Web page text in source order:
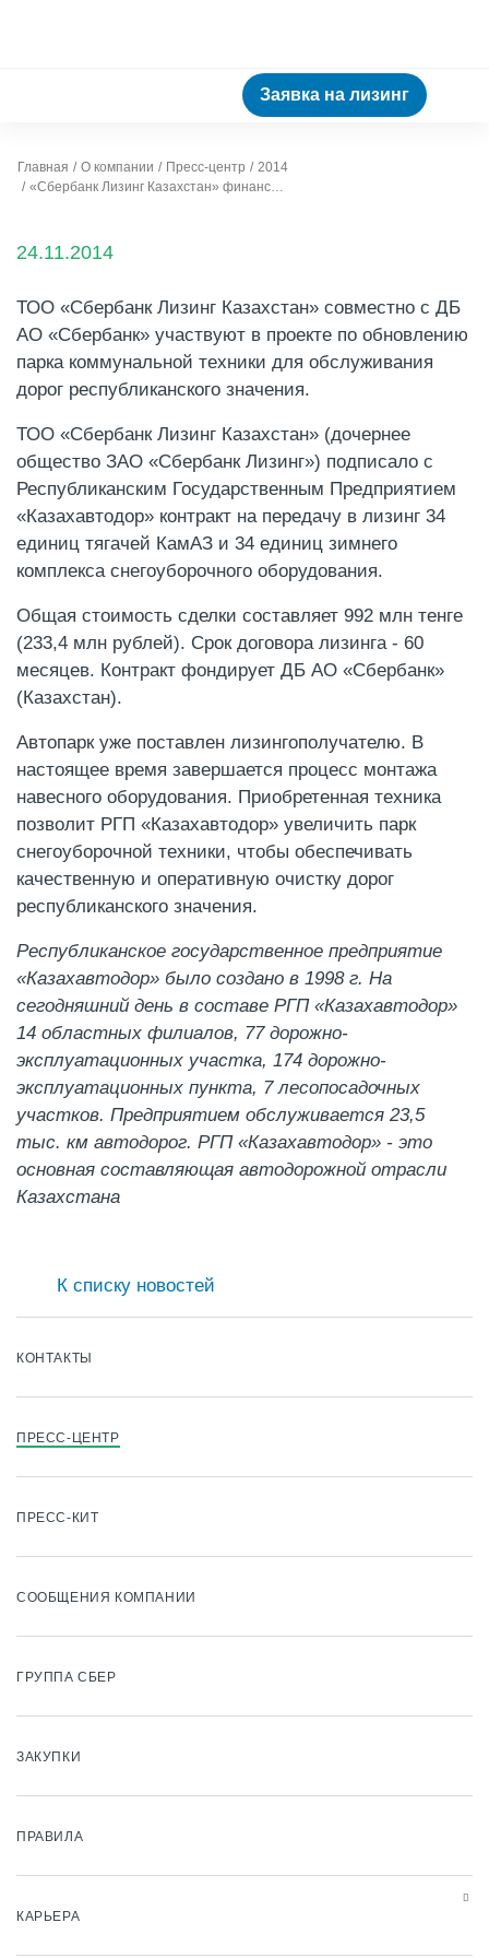
Заявка на лизинг
Главная О компании Пресс-центр
2014
«Сбербанк Лизинг Казахстан» финансирует обновление парка техники РГП «Казахавтодор»
КОНТАКТЫ
ПРЕСС-ЦЕНТР
ПРЕСС-КИТ
СООБЩЕНИЯ КОМПАНИИ
ГРУППА СБЕР
ЗАКУПКИ
ПРАВИЛА
КАРЬЕРА
24.11.2014
ТОО «Сбербанк Лизинг Казахстан» совместно с ДБ
АО «Сбербанк» участвуют в проекте по обновлению
парка коммунальной техники для обслуживания
дорог республиканского значения.
ТОО «Сбербанк Лизинг Казахстан» (дочернее
общество ЗАО «Сбербанк Лизинг») подписало с
Республиканским Государственным Предприятием
«Казахавтодор» контракт на передачу в лизинг 34
единиц тягачей КамАЗ и 34 единиц зимнего
комплекса снегоуборочного оборудования.
Общая стоимость сделки составляет 992 млн тенге
(233,4 млн рублей). Срок договора лизинга - 60
месяцев. Контракт фондирует ДБ АО «Сбербанк»
(Казахстан).
Автопарк уже поставлен лизингополучателю. В
настоящее время завершается процесс монтажа
навесного оборудования. Приобретенная техника
позволит РГП «Казахавтодор» увеличить парк
снегоуборочной техники, чтобы обеспечивать
качественную и оперативную очистку дорог
республиканского значения.
Республиканское государственное предприятие
«Казахавтодор» было создано в 1998 г. На
сегодняшний день в составе РГП «Казахавтодор»
14 областных филиалов, 77 дорожно-
эксплуатационных участка, 174 дорожно-
эксплуатационных пункта, 7 лесопосадочных
участков. Предприятием обслуживается 23,5
тыс. км автодорог. РГП «Казахавтодор» - это
основная составляющая автодорожной отрасли
Казахстана
К списку новостей